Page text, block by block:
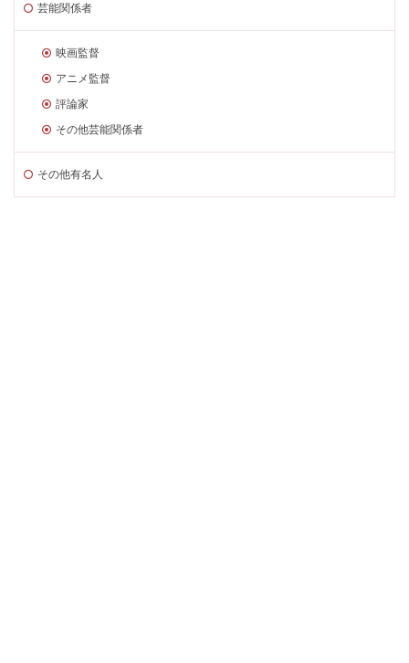
芸能関係者
映画監督
アニメ監督
評論家
その他芸能関係者
その他有名人